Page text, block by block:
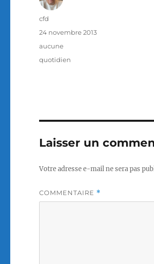
Auteur
cfd
Publié
24 novembre 2013
Catégories
aucune
Étiquettes
quotidien
Laisser un
Votre adresse e-mail ne sera pas
COMMENTAIRE *